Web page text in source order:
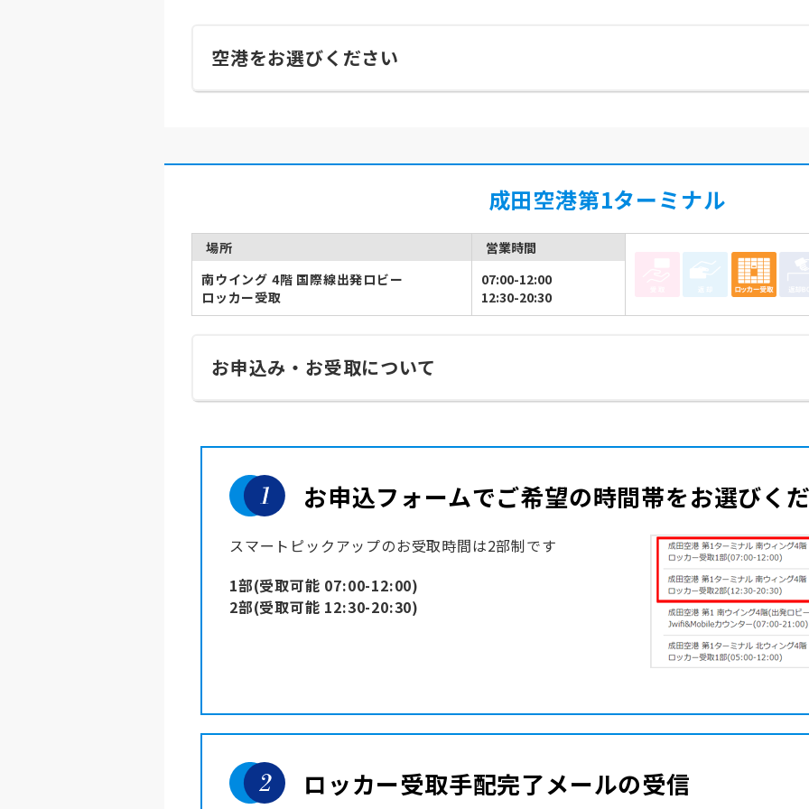
空港をお選びください
成田空港第1ターミナル
場所
南ウイング 4階 国際線出発ロビー
ロッカー受取
営業時間
07:00-12:00
12:30-20:30
お申込み・お受取について
お申込フォームでご希望の時間帯をお選びく
スマートピックアップのお受取時間は2部制です
1部(受取可能 07:00-12:00)
2部(受取可能 12:30-20:30)
ロッカー受取手配完了メールの受信